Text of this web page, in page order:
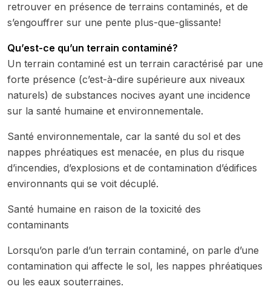
retrouver en présence de terrains contaminés, et de
s’engouffrer sur une pente plus-que-glissante!
Qu’est-ce qu’un terrain contaminé?
Un terrain contaminé est un terrain caractérisé par une
forte présence (c’est-à-dire supérieure aux niveaux
naturels) de substances nocives ayant une incidence
sur la santé humaine et environnementale.
Santé environnementale, car la santé du sol et des
nappes phréatiques est menacée, en plus du risque
d’incendies, d’explosions et de contamination d’édifices
environnants qui se voit décuplé.
Santé humaine en raison de la toxicité des
contaminants
Lorsqu’on parle d’un terrain contaminé, on parle d’une
contamination qui affecte le sol, les nappes phréatiques
ou les eaux souterraines.